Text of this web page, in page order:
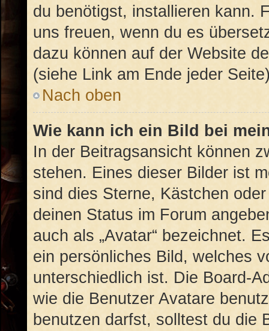
du benötigst, installieren kann.
uns freuen, wenn du es
dazu können auf der Website
(siehe Link am Ende jeder
Nach oben
Wie kann ich ein Bild bei
In der Beitragsansicht können
stehen. Eines dieser Bilder ist
sind dies Sterne, Kästchen
deinen Status im Forum
auch als „Avatar“ bezeichnet.
ein persönliches Bild, welches
unterschiedlich ist. Die Board-
wie die Benutzer Avatare
benutzen darfst, solltest du die